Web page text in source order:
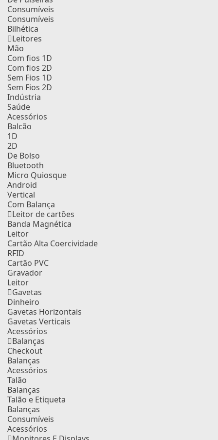
Consumíveis
Consumíveis
Bilhética
Leitores
Mão
Com fios 1D
Com fios 2D
Sem Fios 1D
Sem Fios 2D
Indústria
Saúde
Acessórios
Balcão
1D
2D
De Bolso
Bluetooth
Micro Quiosque
Android
Vertical
Com Balança
Leitor de cartões
Banda Magnética
Leitor
Cartão Alta Coercividade
RFID
Cartão PVC
Gravador
Leitor
Gavetas
Dinheiro
Gavetas Horizontais
Gavetas Verticais
Acessórios
Balanças
Checkout
Balanças
Acessórios
Talão
Balanças
Talão e Etiqueta
Balanças
Consumíveis
Acessórios